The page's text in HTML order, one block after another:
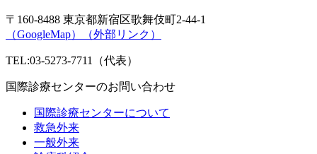
〒160-8488 東京都新宿区歌舞伎町2-44-1
（GoogleMap）
（外部リンク）
TEL:03-5273-7711（代表）
国際診療センターのお問い合わせ
国際診療センターについて
救急外来
一般外来